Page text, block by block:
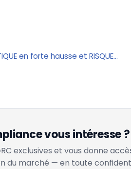
en forte hausse et RISQUE...
vous intéresse ?
exclusives et vous donne
du marché — en toute